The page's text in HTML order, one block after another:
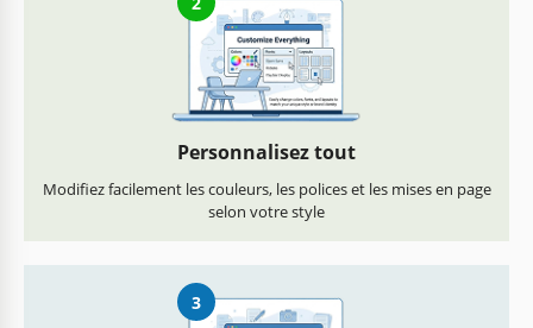
Personnalisez tout
Modifiez facilement les couleurs, les polices et les mises en page
selon votre style
3